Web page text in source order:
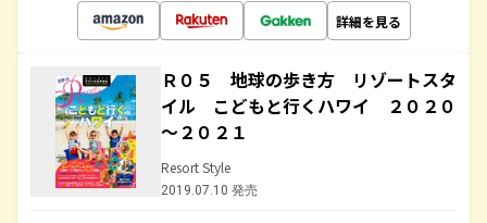
詳細を見る
Ｒ０５ 地球の歩き方 リゾートスタ
イル こどもと行くハワイ ２０２０
～２０２１
Resort Style
2019.07.10 発売